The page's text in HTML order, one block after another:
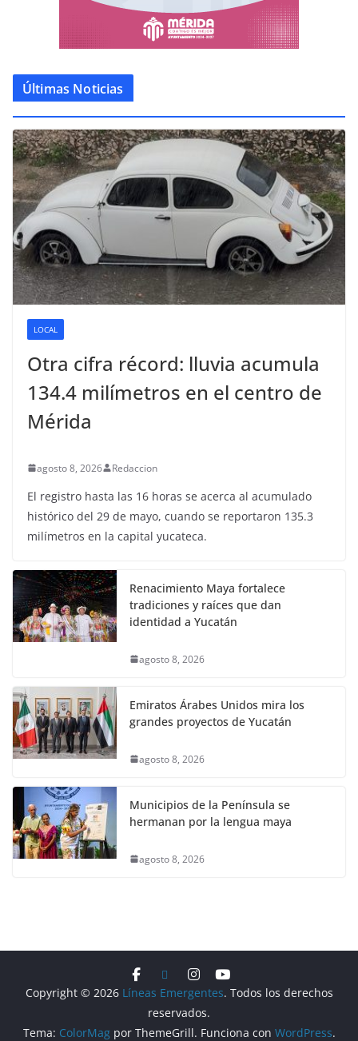
Últimas Noticias
LOCAL
Otra cifra récord: lluvia acumula
134.4 milímetros en el centro de
Mérida
agosto 8, 2026 Redaccion
El registro hasta las 16 horas se acerca al acumulado
histórico del 29 de mayo, cuando se reportaron 135.3
milímetros en la capital yucateca.
Renacimiento Maya fortalece
tradiciones y raíces que dan
identidad a Yucatán
agosto 8, 2026
Emiratos Árabes Unidos mira los
grandes proyectos de Yucatán
agosto 8, 2026
Municipios de la Península se
hermanan por la lengua maya
agosto 8, 2026
Copyright © 2026 Líneas Emergentes. Todos los derechos
reservados.
Tema: ColorMagpor ThemeGrill. Funciona con WordPress.